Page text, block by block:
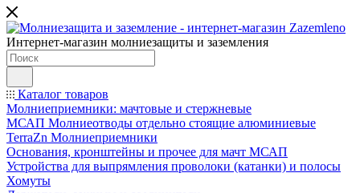
Интернет-магазин молниезащиты и заземления
Каталог товаров
Молниеприемники: мачтовые и стержневые
МСАП Молниеотводы отдельно стоящие алюминиевые
TerraZn Молниеприемники
Основания, кронштейны и прочее для мачт МСАП
Устройства для выпрямления проволоки (катанки) и полосы
Хомуты